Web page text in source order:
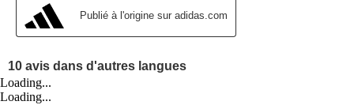
Loading...
Loading...